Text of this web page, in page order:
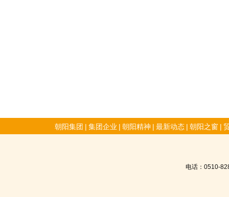
朝阳集团 | 集团企业 | 朝阳精神 | 最新动态 | 朝阳之窗 |
电话：0510-